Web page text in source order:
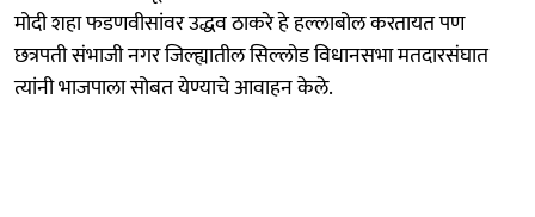
मोदी शहा फडणवीसांवर उद्धव ठाकरे हे हल्लाबोल करतायत पण
छत्रपती संभाजी नगर जिल्ह्यातील सिल्लोड विधानसभा मतदारसंघात
त्यांनी भाजपाला सोबत येण्याचे आवाहन केले.